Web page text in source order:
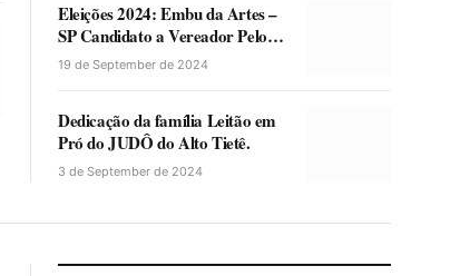
Eleições 2024: Embu da Artes –
SP Candidato a Vereador Pelo
Partido PRD Sandro Ferreira,
19 de September de 2024
Dedicação da família Leitão em
Pró do JUDÔ do Alto Tietê.
3 de September de 2024